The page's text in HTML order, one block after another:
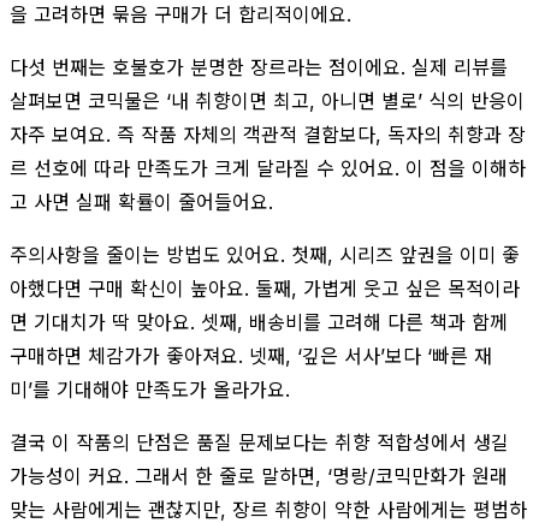
을 고려하면 묶음 구매가 더 합리적이에요.
다섯 번째는 호불호가 분명한 장르라는 점이에요. 실제 리뷰를
살펴보면 코믹물은 ‘내 취향이면 최고, 아니면 별로’ 식의 반응이
자주 보여요. 즉 작품 자체의 객관적 결함보다, 독자의 취향과 장
르 선호에 따라 만족도가 크게 달라질 수 있어요. 이 점을 이해하
고 사면 실패 확률이 줄어들어요.
주의사항을 줄이는 방법도 있어요. 첫째, 시리즈 앞권을 이미 좋
아했다면 구매 확신이 높아요. 둘째, 가볍게 웃고 싶은 목적이라
면 기대치가 딱 맞아요. 셋째, 배송비를 고려해 다른 책과 함께
구매하면 체감가가 좋아져요. 넷째, ‘깊은 서사’보다 ‘빠른 재
미’를 기대해야 만족도가 올라가요.
결국 이 작품의 단점은 품질 문제보다는 취향 적합성에서 생길
가능성이 커요. 그래서 한 줄로 말하면, ‘명랑/코믹만화가 원래
맞는 사람에게는 괜찮지만, 장르 취향이 약한 사람에게는 평범하